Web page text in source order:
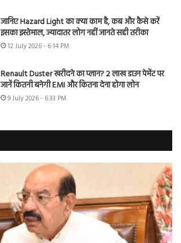
जानिए Hazard Light का क्या काम है, कब और कैसे करें
इसका इस्तेमाल, ज्यादातर लोग नहीं जानते सही तरीका
12 July 2026 - 6:14 PM
Renault Duster खरीदने का प्लान? 2 लाख डाउन पेमेंट पर
जानें कितनी बनेगी EMI और कितना देना होगा लोन
9 July 2026 - 6:33 PM